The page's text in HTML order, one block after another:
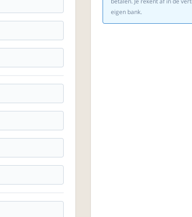
eigen bank.